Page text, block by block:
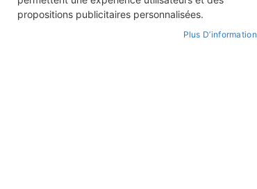
propositions publicitaires personnalisées.
Plus D’information